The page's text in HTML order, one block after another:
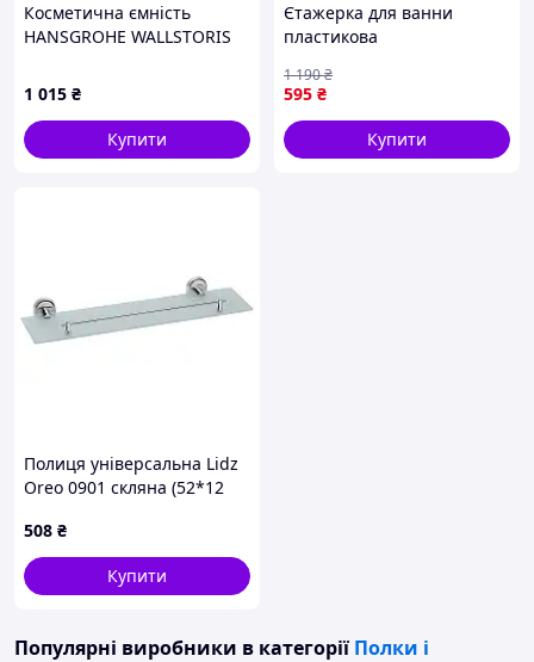
Косметична ємність
HANSGROHE WALLSTORIS
1 015 ₴
Купити
Єтажерка для ванни
пластикова
полиці для зберігання
дрібниць і рушників
теракотова
595 ₴
1 190₴
Купити
Полиця універсальна Lidz
Oreo 0901 скляна (52*12
Chrome
508 ₴
Купити
Популярні виробники в категорії Полки і